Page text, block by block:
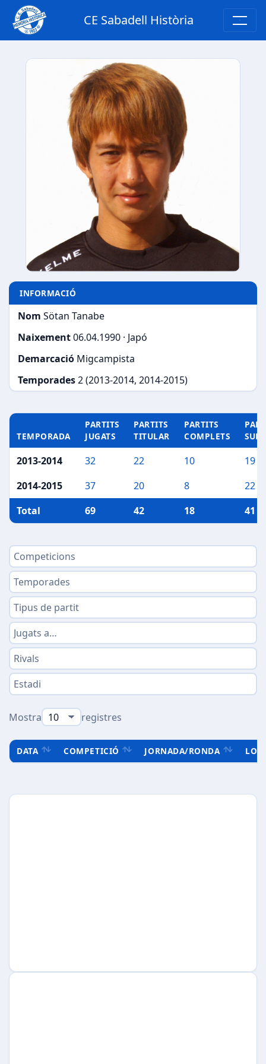
CE Sabadell Història
INFORMACIÓ
Nom Sötan Tanabe
Naixement06.04.1990 · Japó
Demarcació Migcampista
Temporades2 (2013-2014, 2014-2015)
TEMPORADA
PARTITS
JUGATS
PARTITS
TITULAR
PARTITS
COMPLETS
2013-2014 32 22 10
19
2014-2015
37 20 8
22
Total
69 42 18 41
Mostra registres
DATA COMPETICIÓ JORNADA/RONDA